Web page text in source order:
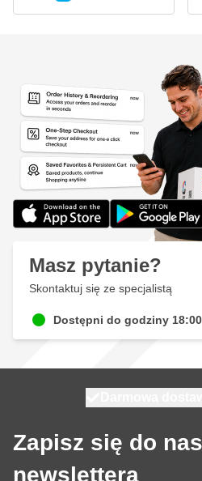
Masz pytanie?
Skontaktuj się ze specjalistą
Dostępni do godziny 18:00
Zapisz się do
newslettera